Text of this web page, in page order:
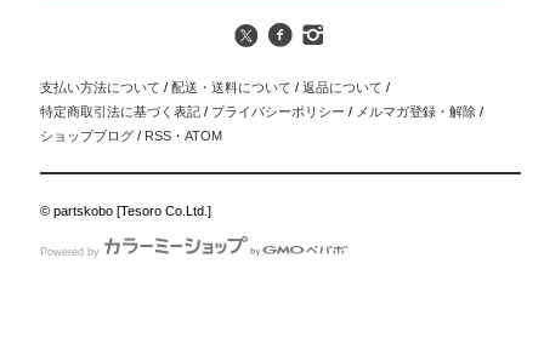
支払い方法について / 配送・送料について / 返品について /
特定商取引法に基づく表記 / プライバシーポリシー / メルマガ登録・解除 /
ショップブログ / RSS ・ATOM
© partskobo [Tesoro Co.Ltd.]
Powered by